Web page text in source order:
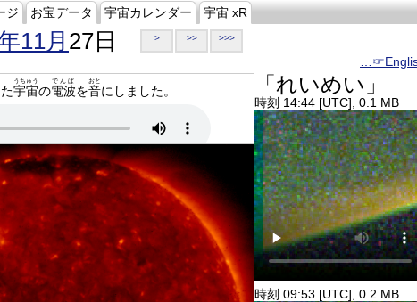
ジ お宝データ 宇宙カレンダー 宇宙 xR
11月 27日 > >> >>>
宇宙
うちゅう
の電波
でんぱ
を音
おと
にしました。 「れいめい」
時刻 14:44 [UTC], 0.1 MB
時刻 09:53 [UTC], 0.2 MB